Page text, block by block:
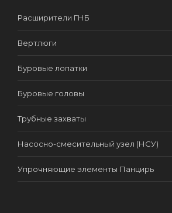
Расширители ГНБ
Вертлюги
Буровые лопатки
Буровые головы
Трубные захваты
Насосно-смесительный узел (НСУ)
Упрочняющие элементы Панцирь